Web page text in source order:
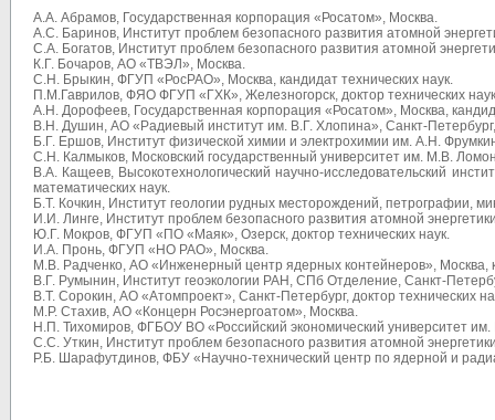
А.А. Абрамов, Государственная корпорация «Росатом», Москва.
А.С. Баринов, Институт проблем безопасного развития атомной
С.А. Богатов, Институт проблем безопасного развития атомной
К.Г. Бочаров, АО «ТВЭЛ», Москва.
С.Н. Брыкин, ФГУП «РосРАО», Москва, кандидат технических наук.
П.М.Гаврилов, ФЯО ФГУП «ГХК», Железногорск, доктор технических
А.Н. Дорофеев, Государственная корпорация «Росатом», Москва,
В.Н. Душин, АО «Радиевый институт им. В.Г. Хлопина», Санкт-
Б.Г. Ершов, Институт физической химии и электрохимии им. А.Н.
С.Н. Калмыков, Московский государственный университет им. М.В.
В.А. Кащеев, Высокотехнологический научно-исследовательский
математических наук.
Б.Т. Кочкин, Институт геологии рудных месторождений, петрографии,
И.И. Линге, Институт проблем безопасного развития атомной
Ю.Г. Мокров, ФГУП «ПО «Маяк», Озерск, доктор технических наук.
И.А. Пронь, ФГУП «НО РАО», Москва.
М.В. Радченко, АО «Инженерный центр ядерных контейнеров», Москва,
В.Г. Румынин, Институт геоэкологии РАН, СПб Отделение, Санкт-
В.Т. Сорокин, АО «Атомпроект», Санкт-Петербург, доктор технических
М.Р. Стахив, АО «Концерн Росэнергоатом», Москва.
Н.П. Тихомиров, ФГБОУ ВО «Российский экономический университет
С.С. Уткин, Институт проблем безопасного развития атомной
Р.Б. Шарафутдинов, ФБУ «Научно-технический центр по ядерной и